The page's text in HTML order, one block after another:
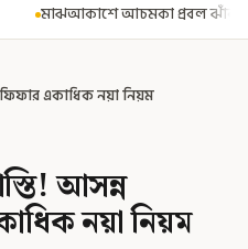
ঝাঁকুনি! এয়ার ইন্ডিয়ার উড়ানে
ফিফার একাধিক নয়া নিয়ম
আসন্ন
নয়া নিয়ম